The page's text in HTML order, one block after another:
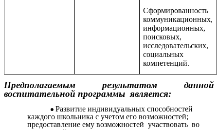
Сформированность
коммуникационных,
информационных,
поисковых,
исследовательских,
социальных
компетенций.
Предполагаемым результатом данной
воспитательной программы является:
Развитие индивидуальных способностей
каждого школьника с учетом его возможностей;
предоставление ему возможностей участвовать во